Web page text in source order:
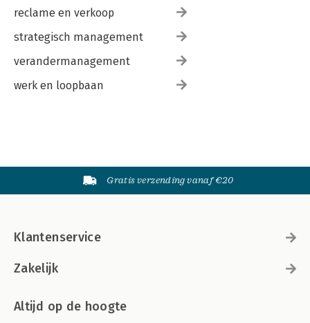
reclame en verkoop
strategisch management
verandermanagement
werk en loopbaan
Gratis verzending vanaf €20
Klantenservice
Zakelijk
Altijd op de hoogte